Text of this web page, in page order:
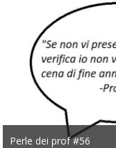
Perle dei prof #56